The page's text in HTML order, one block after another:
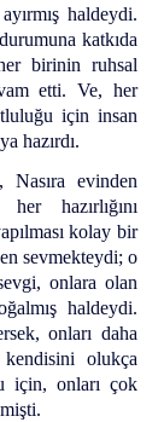
haldeydi.
katkıda
birinin ruhsal
etti. Ve, her
için insan
hazırdı.
Nasıra evinden
hazırlığını
kolay bir
sevmekteydi; o
onlara olan
haldeydi.
onları daha
olukça
için, onları çok